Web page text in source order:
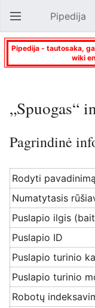
Atverti pagrindinį meniu Pipedija
Pipedija - tautosaka,
wiki
„Spuogas“
Pagrindinė
Rodyti pavadinimą
Numatytasis
Puslapio ilgis
Puslapio ID
Puslapio turinio
Puslapio turinio
Robotų